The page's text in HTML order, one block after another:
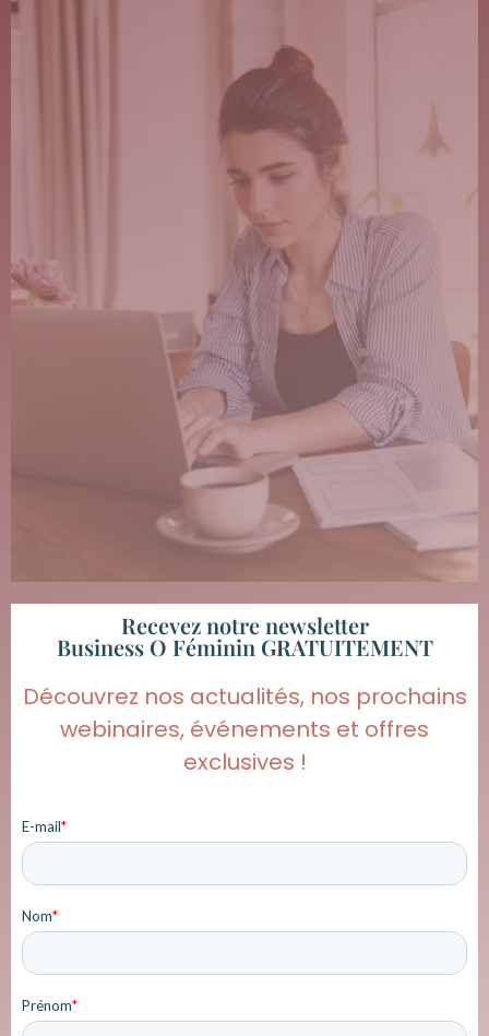
Recevez notre newsletter
Business O Féminin GRATUITEMENT
Découvrez nos actualités, nos prochains
webinaires, événements et offres
exclusives !